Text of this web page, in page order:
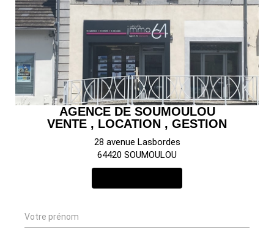
AGENCE DE SOUMOULOU
VENTE , LOCATION , GESTION
28 avenue Lasbordes
64420 SOUMOULOU